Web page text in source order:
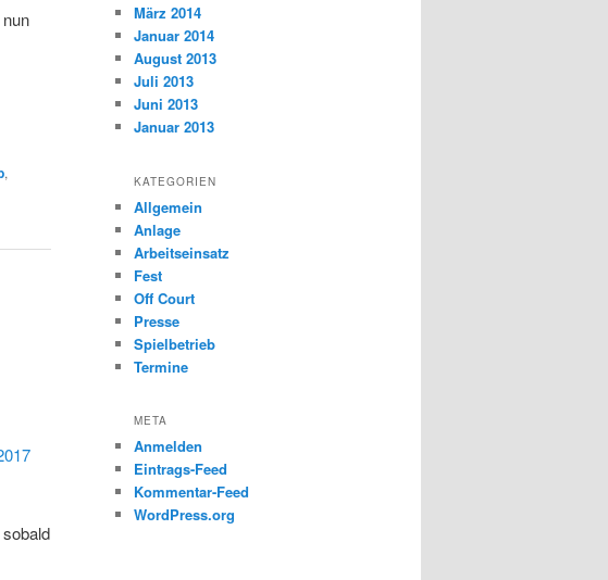
,
März 2014
Januar 2014
August 2013
Juli 2013
Juni 2013
Januar 2013
KATEGORIEN
Allgemein
Anlage
Arbeitseinsatz
Fest
Off Court
Presse
Spielbetrieb
Termine
META
Anmelden
Eintrags-Feed
Kommentar-Feed
WordPress.org